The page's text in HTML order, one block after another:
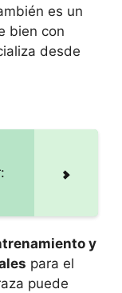
es un
bien con
desde
y
para el
puede